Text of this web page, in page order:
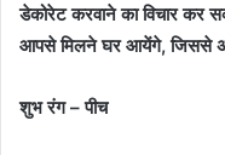
डेकोरेट करवाने का विचार कर
आपसे मिलने घर आयेंगे, जिससे
शुभ रंग – पीच